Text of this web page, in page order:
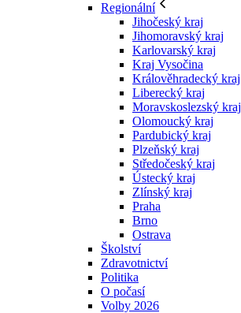
Regionální
Jihočeský kraj
Jihomoravský kraj
Karlovarský kraj
Kraj Vysočina
Králověhradecký kraj
Liberecký kraj
Moravskoslezský kraj
Olomoucký kraj
Pardubický kraj
Plzeňský kraj
Středočeský kraj
Ústecký kraj
Zlínský kraj
Praha
Brno
Ostrava
Školství
Zdravotnictví
Politika
O počasí
Volby 2026